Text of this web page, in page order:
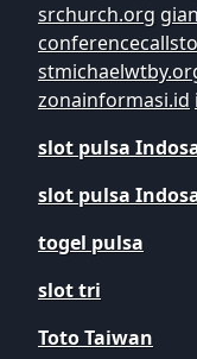
srchurch.org
zonainformasi.id
slot pulsa
slot pulsa
togel pulsa
slot tri
Toto Taiwan